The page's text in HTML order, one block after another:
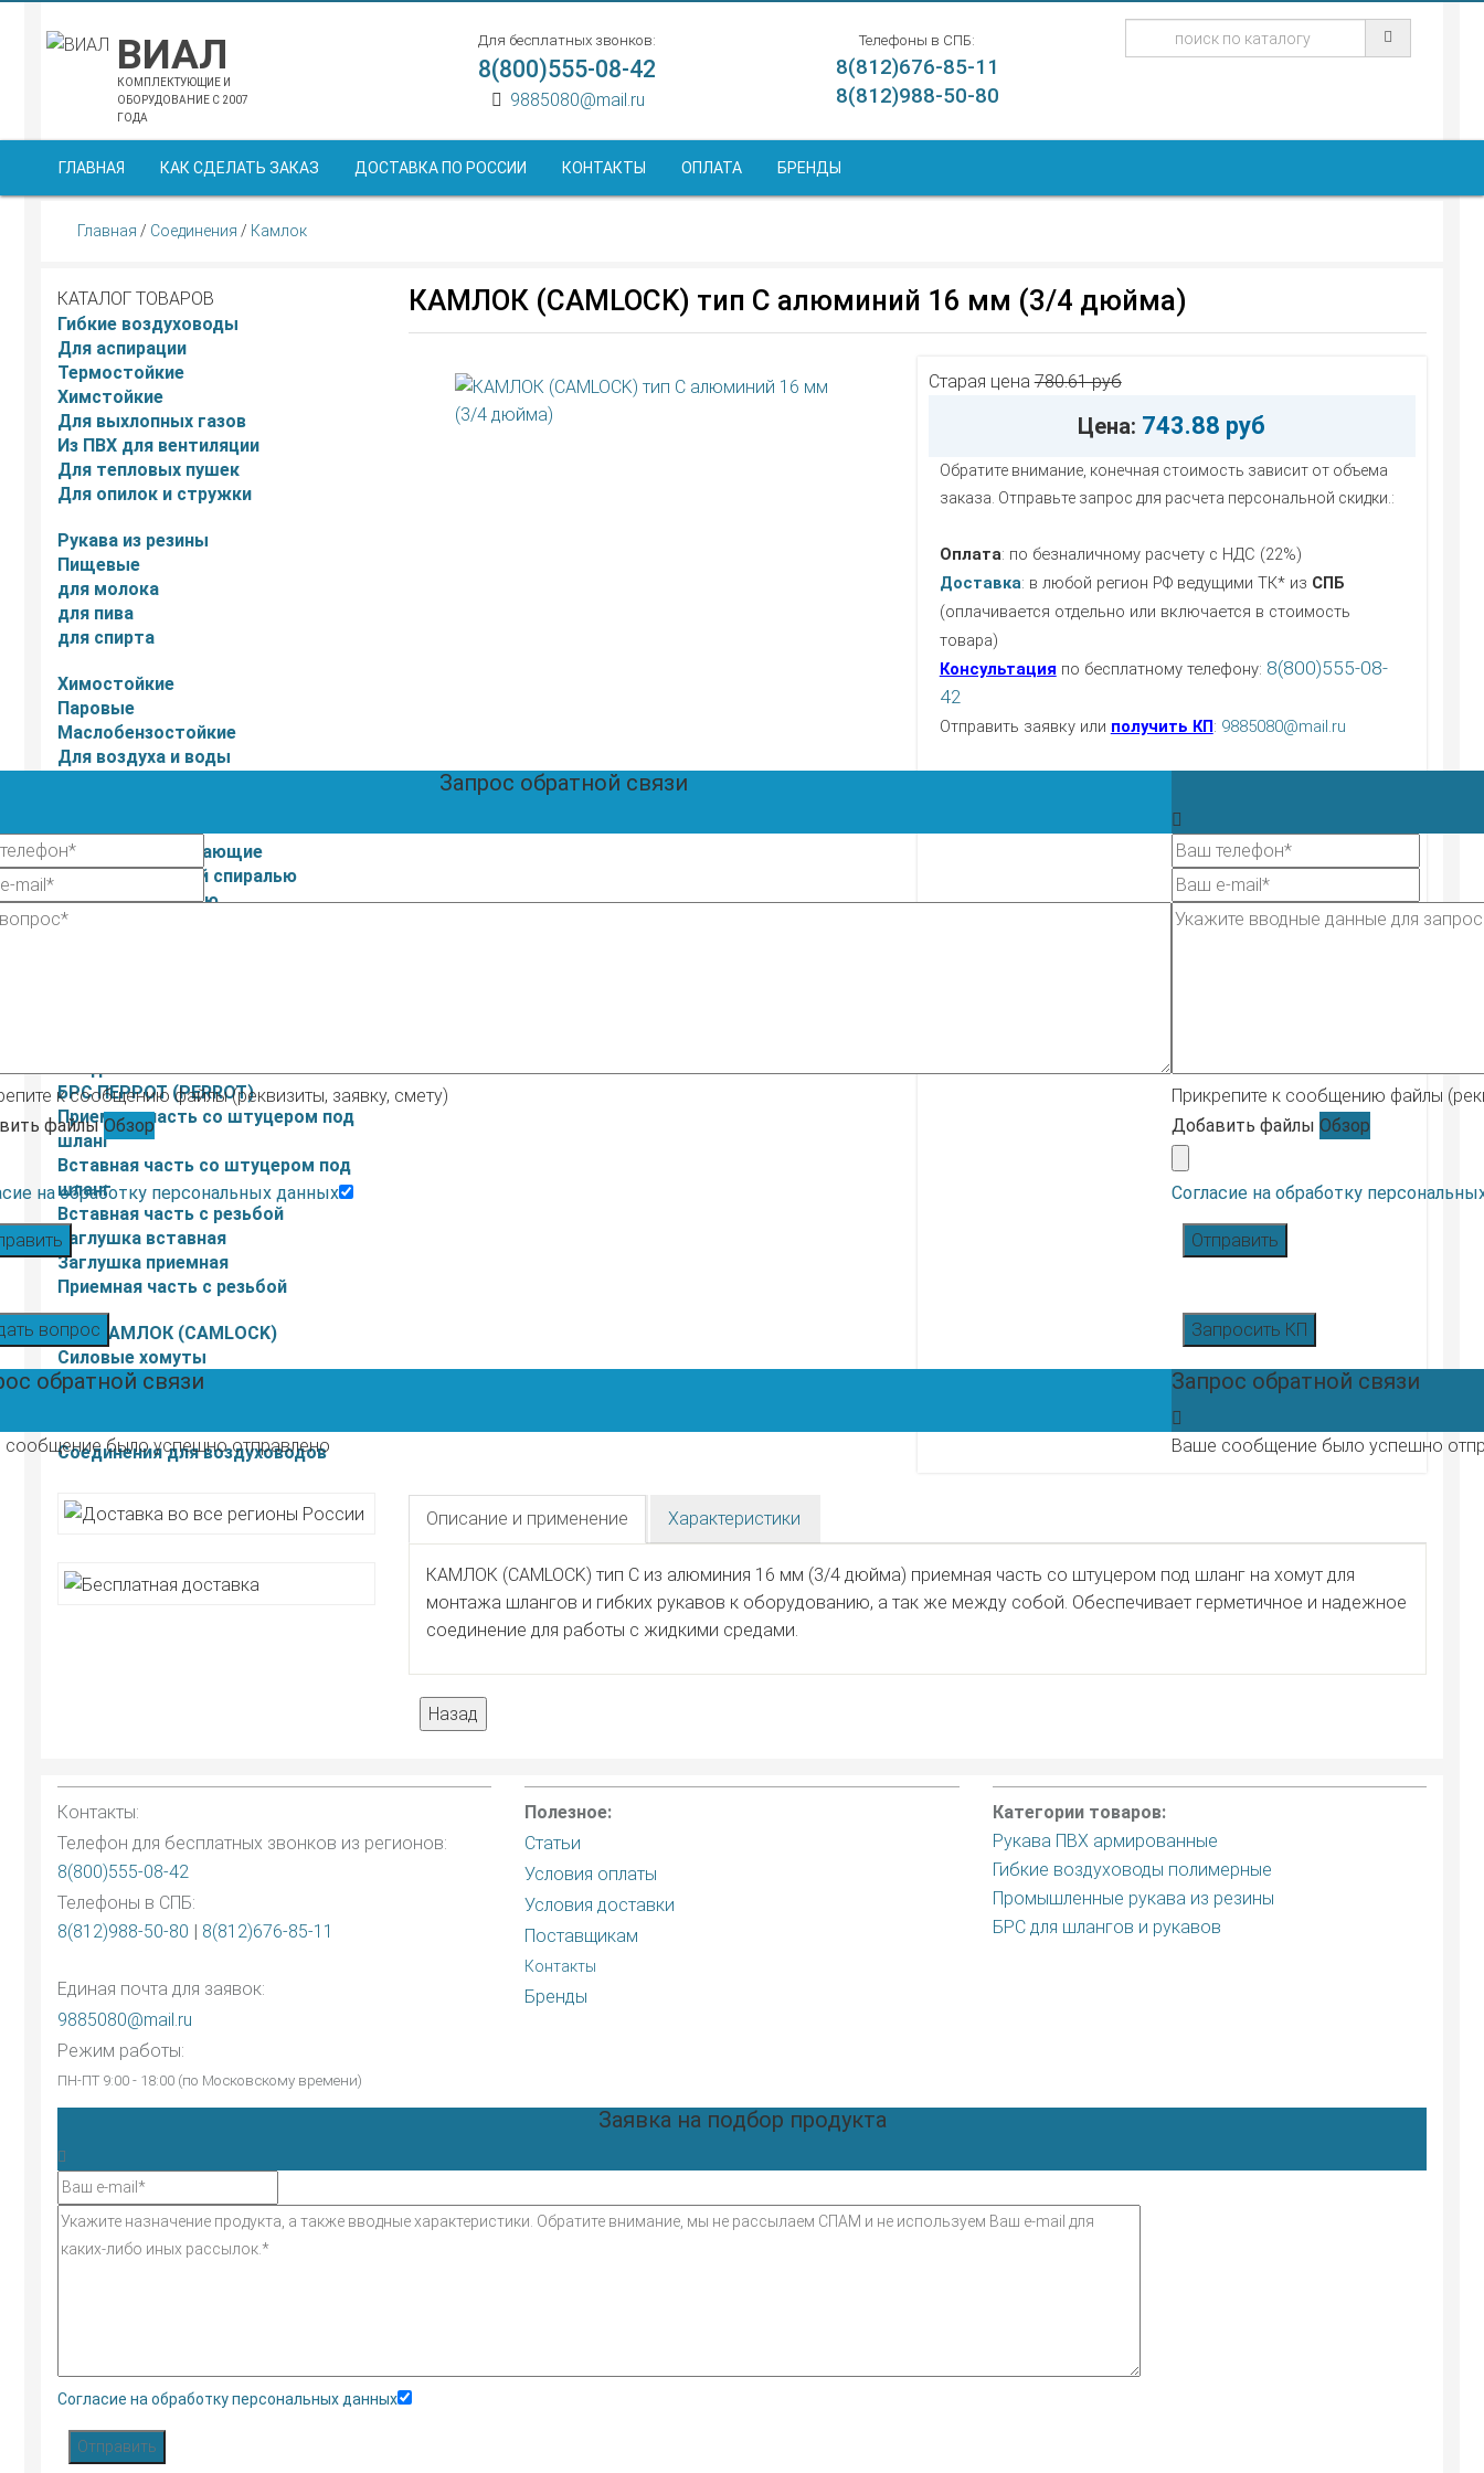
ВИАЛ
КОМПЛЕКТУЮЩИЕ И
ОБОРУДОВАНИЕ С 2007
ГОДА
Для бесплатных звонков:
8(800)555-08-42
9885080@mail.ru
Телефоны в СПБ:
8(812)676-85-11
8(812)988-50-80
ГЛАВНАЯ КАК СДЕЛАТЬ ЗАКАЗ ДОСТАВКА ПО РОССИИ КОНТАКТЫ ОПЛАТА БРЕНДЫ
Главная / Соединения / Камлок
КАТАЛОГ ТОВАРОВ
Гибкие воздуховоды
Для аспирации
Термостойкие
Химстойкие
Для выхлопных газов
Из ПВХ для вентиляции
Для тепловых пушек
Для опилок и стружки
Рукава из резины
Пищевые
для молока
для пива
для спирта
Химостойкие
Паровые
Маслобензостойкие
Для воздуха и воды
Напорно-всасывающие
С металлической спиралью
Напорные с нитью
Ассенизаторские
Соединения
БРС ПЕРРОТ (PERROT)
Приемная часть со штуцером под
шланг
Вставная часть со штуцером под
шланг
Вставная часть с резьбой
Заглушка вставная
Заглушка приемная
Приемная часть с резьбой
БРС КАМЛОК (CAMLOCK)
Силовые хомуты
Двухболтовые хомуты силовые
Соединения для воздуховодов
КАМЛОК (CAMLOCK) тип C алюминий 16 мм (3/4 дюйма)
Старая цена780.61 руб
Цена: 743.88 руб
Обратите внимание, конечная стоимость зависит от объема
заказа. Отправьте запрос для расчета персональной скидки.:
Оплата: по безналичному расчету с НДС (22%)
Доставка: в любой регион РФ ведущими ТК* из СПБ
(оплачивается отдельно или включается в стоимость
товара)
Консультация по бесплатному телефону: 8(800)555-08-
42
Отправить заявку или получить КП: 9885080@mail.ru
Запрос обратной связи
к сообщению файлы (реквизиты, заявку, смету)
файлы Обзор
на обработку персональных данных
вопрос
обратной связи
было успешно отправлено
Прикрепите к сообщению файлы
Добавить файлы Обзор
Согласие на обработку
Отправить
Запросить КП
Запрос обратной связи
Ваше сообщение было успешно
Описание и применение Характеристики
КАМЛОК (CAMLOCK) тип C из алюминия 16 мм (3/4 дюйма) приемная часть со штуцером под шланг на хомут для
монтажа шлангов и гибких рукавов к оборудованию, а так же между собой. Обеспечивает герметичное и надежное
соединение для работы с жидкими средами.
Контакты:
Телефон для бесплатных звонков из регионов:
8(800)555-08-42
Телефоны в СПБ:
8(812)988-50-80 | 8(812)676-85-11
Единая почта для заявок:
9885080@mail.ru
Режим работы:
ПН-ПТ 9:00 - 18:00 (по Московскому времени)
Полезное:
Статьи
Условия оплаты
Условия доставки
Поставщикам
Контакты
Бренды
Категории товаров:
Рукава ПВХ армированные
Гибкие воздуховоды полимерные
Промышленные рукава из резины
БРС для шлангов и рукавов
Заявка на подбор продукта
Согласие на обработку персональных данных
Отправить